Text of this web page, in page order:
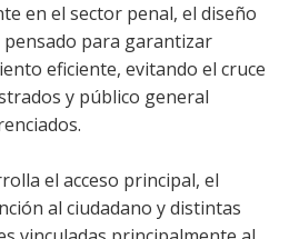
en el sector penal, el diseño
pensado para garantizar
eficiente, evitando el cruce
y público general
el acceso principal, el
al ciudadano y distintas